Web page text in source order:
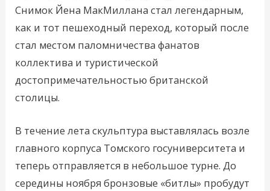
Снимок Йена МакМиллана стал легендарным,
как и тот пешеходный переход, который после
стал местом паломничества фанатов
коллектива и туристической
достопримечательностью британской
столицы.
В течение лета скульптура выставлялась возле
главного корпуса Томского госуниверситета и
теперь отправляется в небольшое турне. До
середины ноября бронзовые «битлы» пробудут